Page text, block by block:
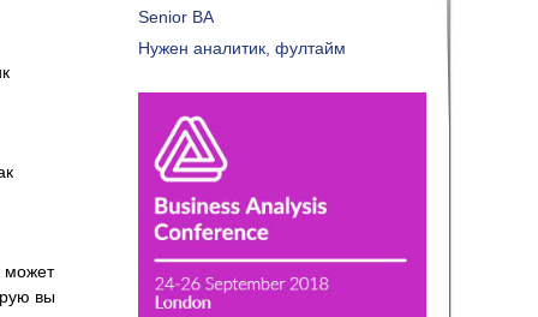
может
вы
Senior BA
Нужен аналитик, фултайм